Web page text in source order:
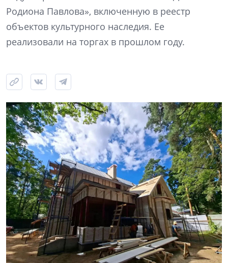
Родиона Павлова», включенную в реестр
объектов культурного наследия. Ее
реализовали на торгах в прошлом году.